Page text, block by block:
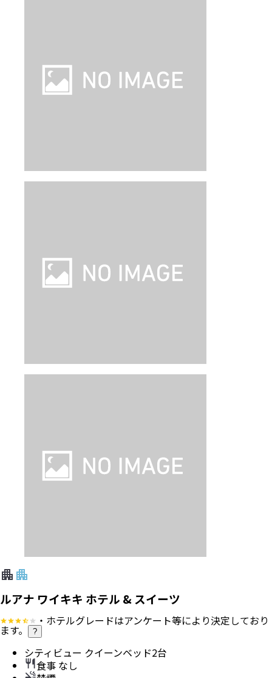
ルアナ ワイキキ ホテル & スイーツ
・ホテルグレードはアンケート等により決定しており
ます。 ?
シティビュー クイーンベッド2台
食事 なし